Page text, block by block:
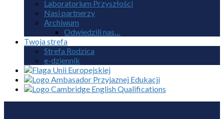
Laboratorium Przyszłości
Nasi partnerzy
Archiwum
Odwiedzili nas…
Twoja strefa
Strefa Rodzica
e-dziennik